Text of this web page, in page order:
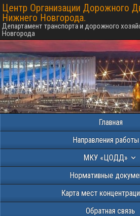
Центр Организации Дорожного
Нижнего Новгорода.
Департамент транспорта и дорожного
Новгорода
Главная
Направления работы
МКУ «ЦОДД»
Нормативные
Карта мест
Обратная связь